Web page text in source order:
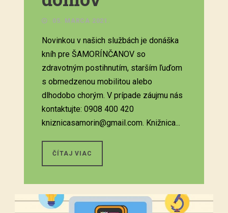
05. MARCA 2021.
Novinkou v našich službách je donáška
kníh pre ŠAMORÍNČANOV so
zdravotným postihnutím, starším ľuďom
s obmedzenou mobilitou alebo
dlhodobo chorým. V prípade záujmu nás
kontaktujte: 0908 400 420
kniznicasamorin@gmail.com. Knižnica...
ČÍTAJ VIAC